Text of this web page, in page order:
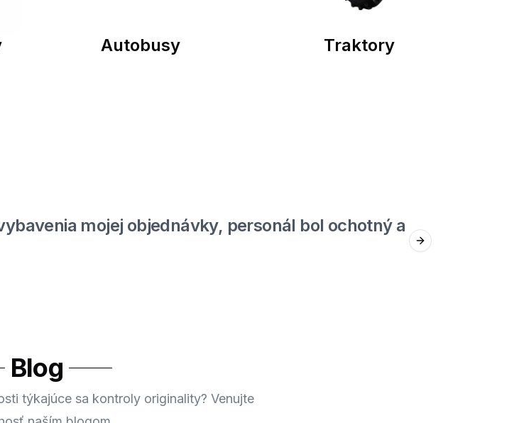
Autobusy Traktory
mojej objednávky, personál bol ochotný a
Next slide
Blog
týkajúce sa kontroly originality? Venujte